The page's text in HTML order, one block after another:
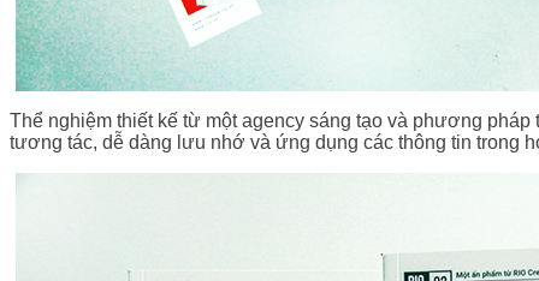
Thể nghiệm thiết kế từ một agency sáng tạo và phương
tương tác, dễ dàng lưu nhớ và ứng dụng các thông tin trong